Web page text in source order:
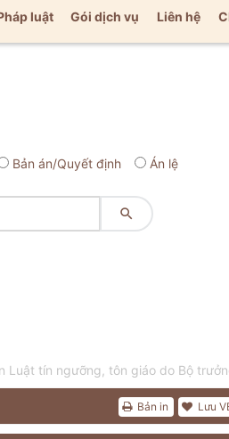
luật Gói dịch vụ Liên hệ
Bản án/Quyết định Án lệ

tín ngưỡng, tôn giáo do Bộ
Lưu
Bản in